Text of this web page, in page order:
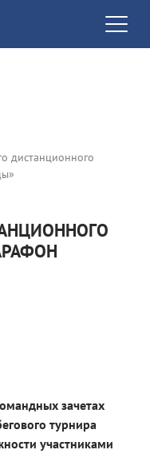
дистанционного
зачетах
турнира
участниками